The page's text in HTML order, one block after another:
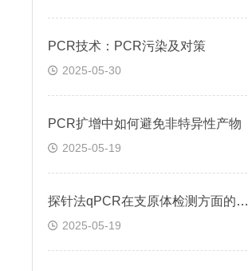
PCR技术：PCR污染及对策
2025-05-30
PCR扩增中如何避免非特异性产物
2025-05-19
探针法qPCR在支原体检测方面的应用
2025-05-19